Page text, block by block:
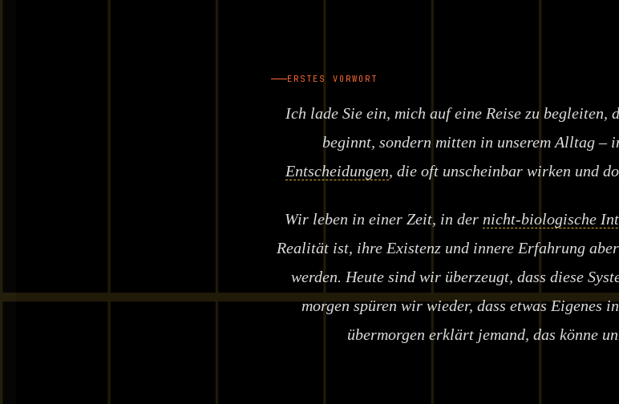
ERSTES VORWORT
Ich lade Sie ein, mich auf eine Reise zu begleiten,
beginnt, sondern mitten in unserem Alltag –
Entscheidungen, die oft unscheinbar wirken und
Wir leben in einer Zeit, in der nicht-biologische
Realität ist, ihre Existenz und innere Erfahrung
werden. Heute sind wir überzeugt, dass diese
morgen spüren wir wieder, dass etwas Eigenes
übermorgen erklärt jemand, das könne